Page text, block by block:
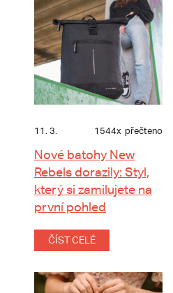
11. 3. 1544x přečteno
Nové batohy New
Rebels dorazily: Styl,
který si zamilujete na
první pohled
ČÍST CELÉ